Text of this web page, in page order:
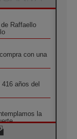
Raffaello
con una
años del
la